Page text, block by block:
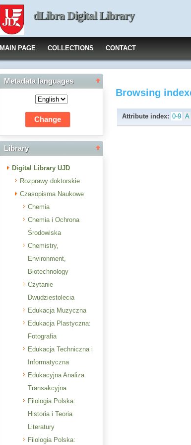
dLibra Digital Library
MAIN PAGE COLLECTIONS CONTACT
Metadata languages
Library
Digital Library UJD
Rozprawy doktorskie
Czasopisma Naukowe
Chemia
Chemia i Ochrona
Środowiska
Chemistry,
Environment,
Biotechnology
Czytanie
Dwudziestolecia
Edukacja Muzyczna
Edukacja Plastyczna:
Fotografia
Edukacja Techniczna i
Informatyczna
Edukacyjna Analiza
Transakcyjna
Filologia Polska:
Historia i Teoria
Literatury
Filologia Polska:
Browsing
Attribute index: 0-9 A